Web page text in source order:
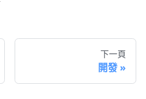
下一頁
開發